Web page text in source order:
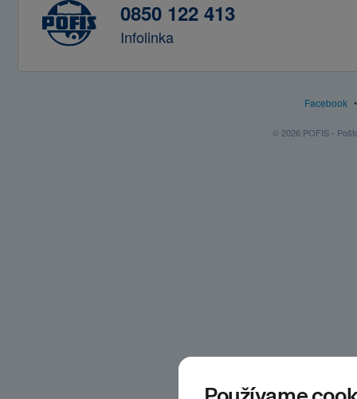
0850 122 413
Infolinka
Facebook
© 2026 POFIS -